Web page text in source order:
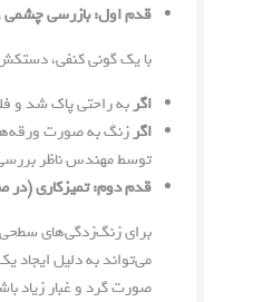
قدم اول: بازرسی چشمی
با یک گونی کنفی،
اگربه راحتی پاک شد و
اگرزنگ به صورت
توسط مهندس ناظر
قدم دوم: تمیزکاری (در
برای زنگ‌زدگی‌های
می‌تواند به دلیل ایجاد
صورت گرد و غبار زیاد